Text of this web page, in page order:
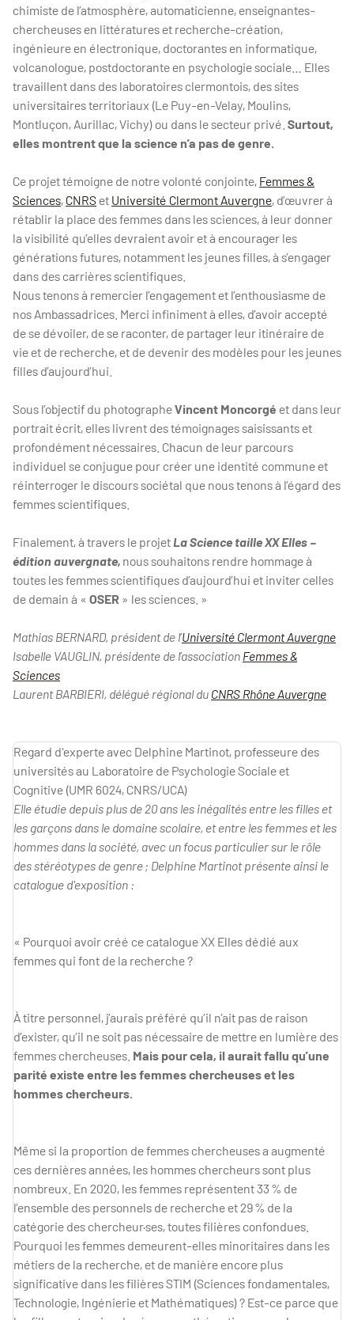
chimiste de l’atmosphère, automaticienne, enseignantes-
chercheuses en littératures et recherche-création,
ingénieure en électronique, doctorantes en informatique,
volcanologue, postdoctorante en psychologie sociale… Elles
travaillent dans des laboratoires clermontois, des sites
universitaires territoriaux (Le Puy-en-Velay, Moulins,
Montluçon, Aurillac, Vichy) ou dans le secteur privé. Surtout,
elles montrent que la science n’a pas de genre.
Ce projet témoigne de notre volonté conjointe, Femmes &
Sciences, CNRSet Université Clermont Auvergne, d’œuvrer à
rétablir la place des femmes dans les sciences, à leur donner
la visibilité qu’elles devraient avoir et à encourager les
générations futures, notamment les jeunes filles, à s’engager
dans des carrières scientifiques.
Nous tenons à remercier l’engagement et l’enthousiasme de
nos Ambassadrices. Merci infiniment à elles, d’avoir accepté
de se dévoiler, de se raconter, de partager leur itinéraire de
vie et de recherche, et de devenir des modèles pour les jeunes
filles d’aujourd’hui.
Sous l’objectif du photographeVincent Moncorgé et dans leur
portrait écrit, elles livrent des témoignages saisissants et
profondément nécessaires. Chacun de leur parcours
individuel se conjugue pour créer une identité commune et
réinterroger le discours sociétal que nous tenons à l’égard des
femmes scientifiques.
Finalement, à travers le projet La Science taille XX Elles –
édition auvergnate, nous souhaitons rendre hommage à
toutes les femmes scientifiques d’aujourd’hui et inviter celles
de demain à « OSER » les sciences. »
Mathias BERNARD, président de l’Université Clermont Auvergne
Isabelle VAUGLIN, présidente de l’association Femmes &
Sciences
Laurent BARBIERI, délégué régional du CNRS Rhône Auvergne
Regard d'experte avec Delphine Martinot, professeure des
universités au Laboratoire de Psychologie Sociale et
Cognitive (UMR 6024, CNRS/UCA)
Elle étudie depuis plus de 20 ans les inégalités entre les filles et
les garçons dans le domaine scolaire, et entre les femmes et les
hommes dans la société, avec un focus particulier sur le rôle
des stéréotypes de genre ; Delphine Martinot présente ainsi le
catalogue d'exposition :
« Pourquoi avoir créé ce catalogue XX Elles dédié aux
femmes qui font de la recherche ?
À titre personnel, j’aurais préféré qu’il n’ait pas de raison
d’exister, qu’il ne soit pas nécessaire de mettre en lumière des
femmes chercheuses. Mais pour cela, il aurait fallu qu’une
parité existe entre les femmes chercheuses et les
hommes chercheurs.
Même si la proportion de femmes chercheuses a augmenté
ces dernières années, les hommes chercheurs sont plus
nombreux. En 2020, les femmes représentent 33 % de
l’ensemble des personnels de recherche et 29 % de la
catégorie des chercheur·ses, toutes filières confondues.
Pourquoi les femmes demeurent-elles minoritaires dans les
métiers de la recherche, et de manière encore plus
significative dans les filières STIM (Sciences fondamentales,
Technologie, Ingénierie et Mathématiques) ? Est-ce parce que